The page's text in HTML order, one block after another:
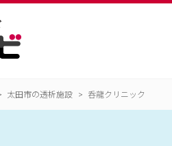
太田市の透析施設 呑龍クリニック